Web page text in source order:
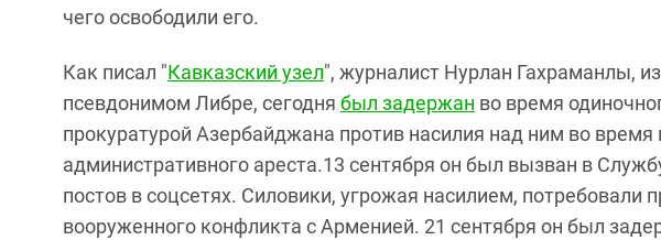
чего освободили его.
Как писал "Кавказский узел", журналист Нурлан Гахраманлы,
псевдонимом Либре, сегодня был задержан во время
прокуратурой Азербайджана против насилия над ним во
административного ареста.13 сентября он был вызван в
постов в соцсетях. Силовики, угрожая насилием, потребовали
вооруженного конфликта с Арменией. 21 сентября он был